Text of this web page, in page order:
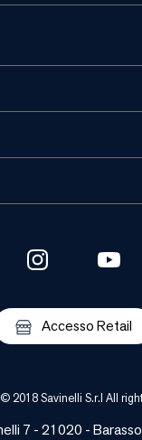
Accesso Retail
2018 Savinelli S.r.l All
7 - 21020 -Barasso